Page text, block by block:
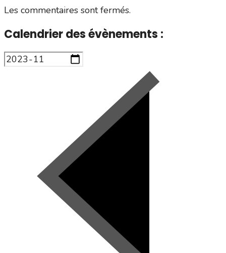
Les commentaires sont fermés.
Calendrier des évènements :